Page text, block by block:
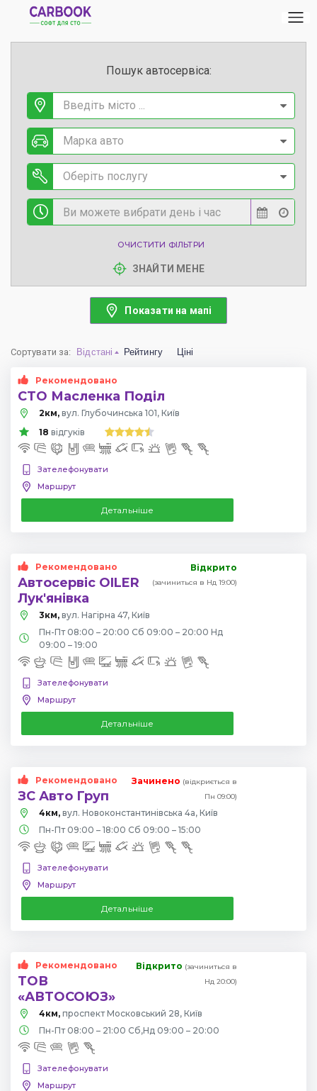
Пошук автосервіса:
Введіть місто ...
Марка авто
Оберіть послугу
ОЧИСТИТИ ФІЛЬТРИ
ЗНАЙТИ МЕНЕ
Показати на мапі
Сортувати за: Відстані Рейтингу Ціні
Рекомендовано
СТО Масленка Поділ
2км, вул. Глубочинська 101, Київ
18 відгуків
Зателефонувати
Маршрут
Детальніше
Рекомендовано
Автосервіс OILER
Лук'янівка
Відкрито
(зачиниться в Нд 19:00)
3км, вул. Нагірна 47, Київ
Пн-Пт 08:00 – 20:00 Сб 09:00 – 20:00 Нд
09:00 – 19:00
Зателефонувати
Маршрут
Детальніше
Рекомендовано
ЗС Авто Груп
Зачинено (відкриється в
Пн 09:00)
4км, вул. Новоконстантинівська 4а, Київ
Пн-Пт 09:00 – 18:00 Сб 09:00 – 15:00
Зателефонувати
Маршрут
Детальніше
Рекомендовано
ТОВ
«АВТОСОЮЗ»
Відкрито (зачиниться в
Нд 20:00)
4км, проспект Московський 28, Київ
Пн-Пт 08:00 – 21:00 Сб,Нд 09:00 – 20:00
Зателефонувати
Маршрут